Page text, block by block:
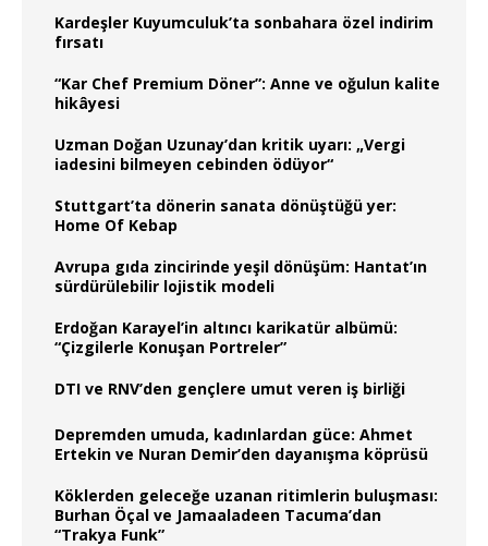
Kardeşler Kuyumculuk’ta sonbahara özel indirim
fırsatı
“Kar Chef Premium Döner”: Anne ve oğulun kalite
hikâyesi
Uzman Doğan Uzunay’dan kritik uyarı: „Vergi
iadesini bilmeyen cebinden ödüyor“
Stuttgart’ta dönerin sanata dönüştüğü yer:
Home Of Kebap
Avrupa gıda zincirinde yeşil dönüşüm: Hantat’ın
sürdürülebilir lojistik modeli
Erdoğan Karayel’in altıncı karikatür albümü:
“Çizgilerle Konuşan Portreler”
DTI ve RNV’den gençlere umut veren iş birliği
Depremden umuda, kadınlardan güce: Ahmet
Ertekin ve Nuran Demir’den dayanışma köprüsü
Köklerden geleceğe uzanan ritimlerin buluşması:
Burhan Öçal ve Jamaaladeen Tacuma’dan
“Trakya Funk”